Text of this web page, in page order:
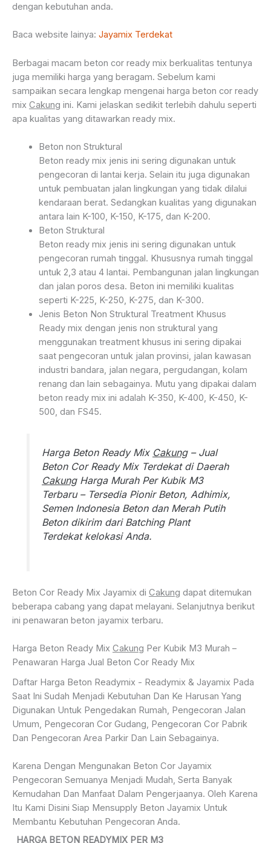
dengan kebutuhan anda.
Baca website lainya: Jayamix Terdekat
Berbagai macam beton cor ready mix berkualitas tentunya
juga memiliki harga yang beragam. Sebelum kami
sampaikan secara lengkap mengenai harga beton cor ready
mix Cakung ini. Kami jelaskan sedikit terlebih dahulu seperti
apa kualitas yang ditawarkan ready mix.
Beton non Struktural
Beton ready mix jenis ini sering digunakan untuk
pengecoran di lantai kerja. Selain itu juga digunakan
untuk pembuatan jalan lingkungan yang tidak dilalui
kendaraan berat. Sedangkan kualitas yang digunakan
antara lain K-100, K-150, K-175, dan K-200.
Beton Struktural
Beton ready mix jenis ini sering digunakan untuk
pengecoran rumah tinggal. Khususnya rumah tinggal
untuk 2,3 atau 4 lantai. Pembangunan jalan lingkungan
dan jalan poros desa. Beton ini memiliki kualitas
seperti K-225, K-250, K-275, dan K-300.
Jenis Beton Non Struktural Treatment Khusus
Ready mix dengan jenis non struktural yang
menggunakan treatment khusus ini sering dipakai
saat pengecoran untuk jalan provinsi, jalan kawasan
industri bandara, jalan negara, pergudangan, kolam
renang dan lain sebagainya. Mutu yang dipakai dalam
beton ready mix ini adalah K-350, K-400, K-450, K-
500, dan FS45.
Harga Beton Ready Mix Cakung– Jual
Beton Cor Ready Mix Terdekat di Daerah
CakungHarga Murah Per Kubik M3
Terbaru – Tersedia Pionir Beton, Adhimix,
Semen Indonesia Beton dan Merah Putih
Beton dikirim dari Batching Plant
Terdekat kelokasi Anda.
Beton Cor Ready Mix Jayamix di Cakung dapat ditemukan
beberapa cabang yang dapat melayani. Selanjutnya berikut
ini penawaran beton jayamix terbaru.
Harga Beton Ready Mix Cakung Per Kubik M3 Murah –
Penawaran Harga Jual Beton Cor Ready Mix
Daftar Harga Beton Readymix - Readymix & Jayamix Pada
Saat Ini Sudah Menjadi Kebutuhan Dan Ke Harusan Yang
Digunakan Untuk Pengedakan Rumah, Pengecoran Jalan
Umum, Pengecoran Cor Gudang, Pengecoran Cor Pabrik
Dan Pengecoran Area Parkir Dan Lain Sebagainya.
Karena Dengan Mengunakan Beton Cor Jayamix
Pengecoran Semuanya Menjadi Mudah, Serta Banyak
Kemudahan Dan Manfaat Dalam Pengerjaanya. Oleh Karena
Itu Kami Disini Siap Mensupply Beton Jayamix Untuk
Membantu Kebutuhan Pengecoran Anda.
HARGA BETON READYMIX PER M3